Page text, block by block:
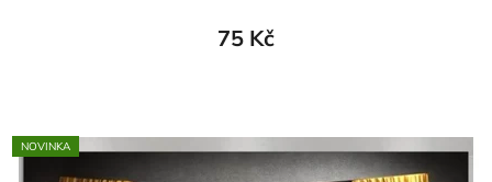
75 Kč
NOVINKA